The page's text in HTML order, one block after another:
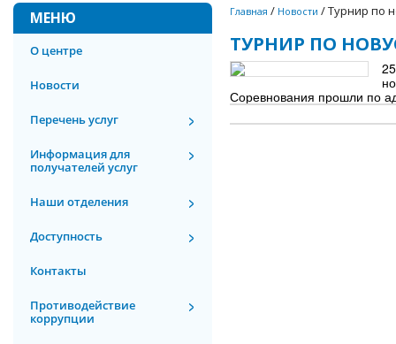
МЕНЮ
О центре
Новости
Перечень услуг
Информация для
получателей услуг
Наши отделения
Доступность
Контакты
Противодействие
коррупции
Главная / Новости /Турнир по
ТУРНИР ПО
Соревнования прошли по